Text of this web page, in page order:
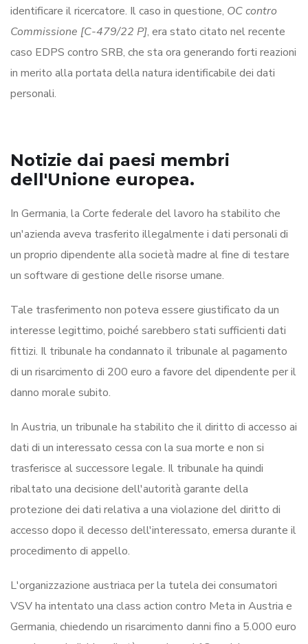
identificare il ricercatore. Il caso in questione, OC contro
Commissione [C-479/22 P], era stato citato nel recente
caso EDPS contro SRB, che sta ora generando forti reazioni
in merito alla portata della natura identificabile dei dati
personali.
Notizie dai paesi membri
dell'Unione europea.
In Germania, la Corte federale del lavoro ha stabilito che
un'azienda aveva trasferito illegalmente i dati personali di
un proprio dipendente alla società madre al fine di testare
un software di gestione delle risorse umane.
Tale trasferimento non poteva essere giustificato da un
interesse legittimo, poiché sarebbero stati sufficienti dati
fittizi. Il tribunale ha condannato il tribunale al pagamento
di un risarcimento di 200 euro a favore del dipendente per il
danno morale subito.
In Austria, un tribunale ha stabilito che il diritto di accesso ai
dati di un interessato cessa con la sua morte e non si
trasferisce al successore legale. Il tribunale ha quindi
ribaltato una decisione dell'autorità garante della
protezione dei dati relativa a una violazione del diritto di
accesso dopo il decesso dell'interessato, emersa durante il
procedimento di appello.
L'organizzazione austriaca per la tutela dei consumatori
VSV ha intentato una class action contro Meta in Austria e
Germania, chiedendo un risarcimento danni fino a 5.000 euro